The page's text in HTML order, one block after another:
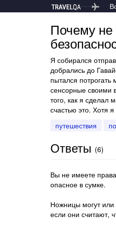
Почему не
Я собирался
добрались до
пытался
сенсорные своими
того, как я сделал
счастью это. Хотя
путешествия
Ответы (6)
Вы не имеете
опасное в сумке.
Ножницы могут
если они считают,